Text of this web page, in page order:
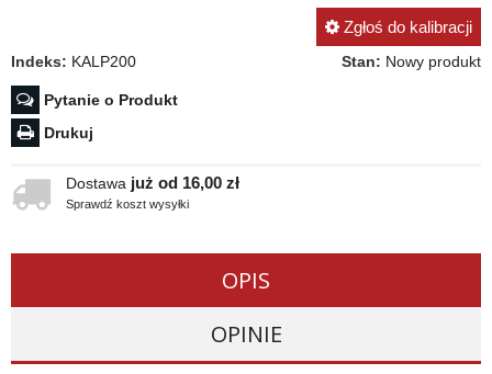
Zgłoś do kalibracji
Indeks: KALP200 Stan: Nowy produkt
Pytanie o Produkt
Drukuj
Dostawa już od 16,00 zł
Sprawdź koszt wysyłki
OPIS
OPINIE